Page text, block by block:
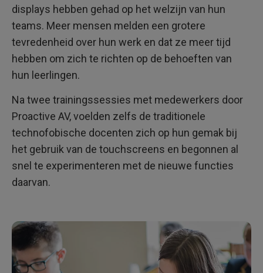
displays hebben gehad op het welzijn van hun
teams. Meer mensen melden een grotere
tevredenheid over hun werk en dat ze meer tijd
hebben om zich te richten op de behoeften van
hun leerlingen.
Na twee trainingssessies met medewerkers door
Proactive AV, voelden zelfs de traditionele
technofobische docenten zich op hun gemak bij
het gebruik van de touchscreens en begonnen al
snel te experimenteren met de nieuwe functies
daarvan.